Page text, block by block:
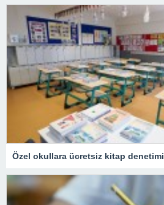
Özel okullara ücretsiz kitap denetimi